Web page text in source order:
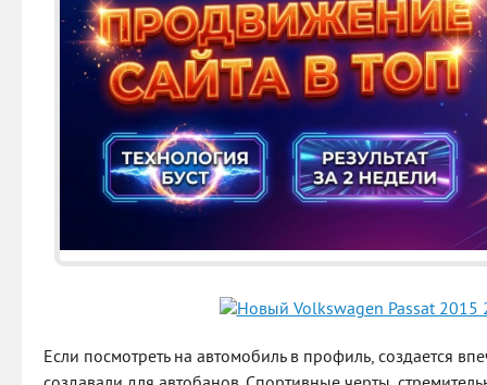
Если посмотреть на автомобиль в профиль, создается